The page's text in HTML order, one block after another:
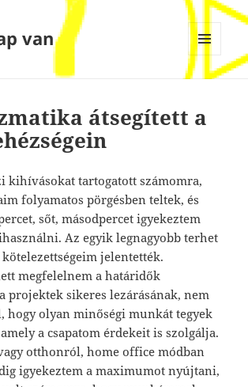
van
MENÜ
ÉS
átsegített a
kihívásokat tartogatott számomra,
folyamatos pörgésben teltek, és
sőt, másodpercet igyekeztem
Az egyik legnagyobb terhet
jelentették.
megfelelnem a határidők
projektek sikeres lezárásának, nem
hogy olyan minőségi munkát tegyek
a csapatom érdekeit is szolgálja.
otthonról, home office módban
igyekeztem a maximumot nyújtani,